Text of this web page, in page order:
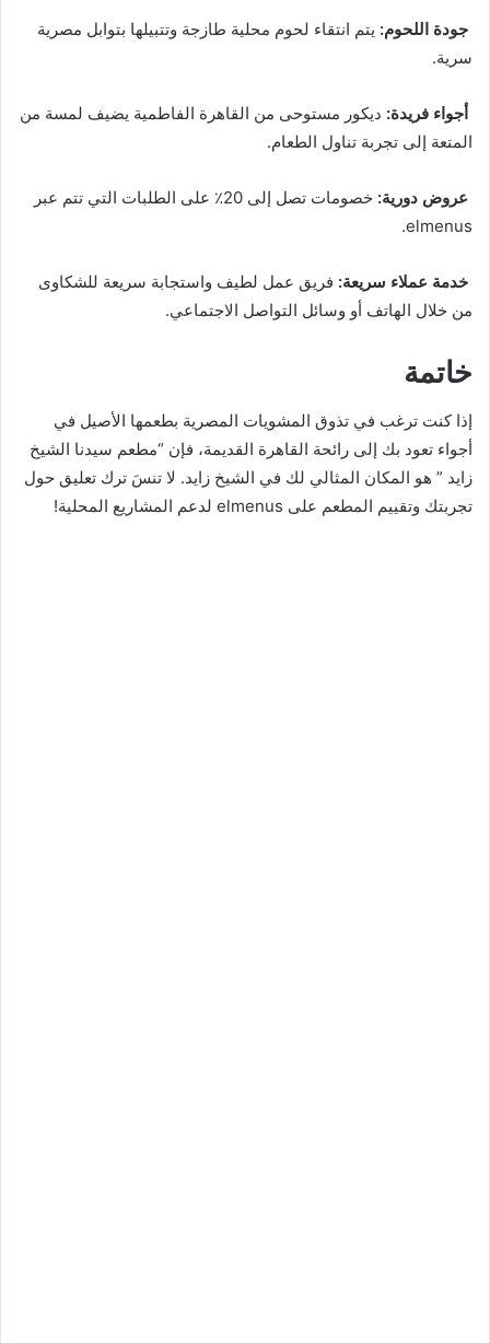
جودة اللحوم: يتم انتقاء لحوم محلية طازجة وتتبيلها بتوابل مصرية
سرية.
أجواء فريدة: ديكور مستوحى من القاهرة الفاطمية يضيف لمسة من
المتعة إلى تجربة تناول الطعام.
عروض دورية:
خصومات تصل إلى 20٪ على الطلبات التي تتم عبر
elmenus.
خدمة عملاء سريعة: فريق عمل لطيف واستجابة سريعة للشكاوى
من خلال الهاتف أو وسائل التواصل الاجتماعي.
خاتمة
إذا كنت ترغب في تذوق المشويات المصرية بطعمها الأصيل في
أجواء تعود بك إلى رائحة القاهرة القديمة، فإن “مطعم سيدنا الشيخ
زايد ” هو المكان المثالي لك في الشيخ زايد. لا تنسَ ترك تعليق حول
تجربتك وتقييم المطعم على elmenus لدعم المشاريع المحلية!